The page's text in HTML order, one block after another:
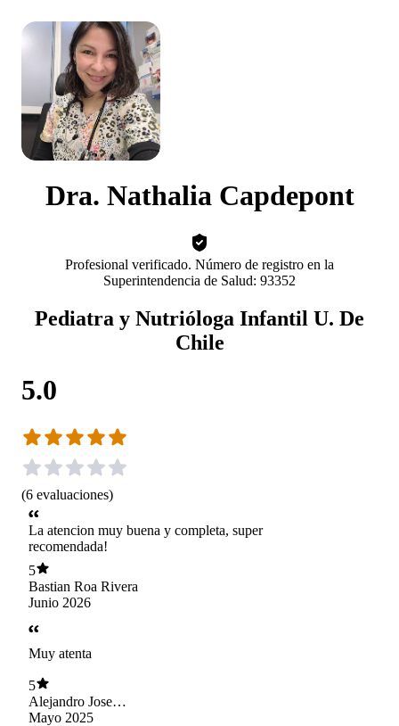
Dra. Nathalia Capdepont
Profesional verificado. Número de registro en la
Superintendencia de Salud: 93352
Pediatra y Nutrióloga Infantil U. De
Chile
5.0
(6 evaluaciones)
La atencion muy buena y completa, super
recomendada!
5
Bastian Roa Rivera
Junio 2026
Muy atenta
5
Alejandro Jose
Hoffa Alessio
Mayo 2025